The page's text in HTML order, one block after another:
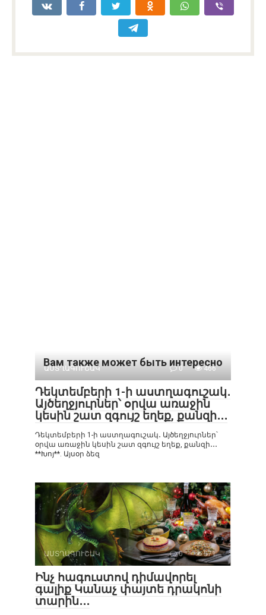
Вам также может быть интересно
ԱՍՏՂԱԳՈՒՇԱԿ 0 466
Դեկտեմբերի 1-ի աստղագուշակ․
Այծեղջյուրներ՝ օրվա առաջին
կեսին շատ զգույշ եղեք, քանզի․․․
Դեկտեմբերի 1-ի աստղագուշակ․ Այծեղջյուրներ՝
օրվա առաջին կեսին շատ զգույշ եղեք, քանզի․․․
**Խոյ**. Այսօր ձեզ
ԱՍՏՂԱԳՈՒՇԱԿ 0 571
Ինչ հագուստով դիմավորել
գալիք Կանաչ փայտե դրակոնի
տարին․․․